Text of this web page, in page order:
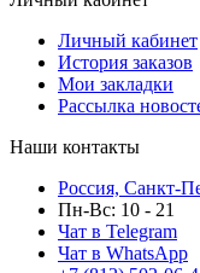
Личный кабинет
История заказов
Мои закладки
Рассылка
Наши контакты
Россия, Санкт-
Пн-Вс: 10 - 21
Чат в Telegram
Чат в WhatsApp